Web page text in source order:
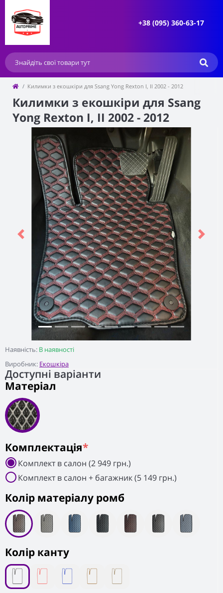
+38 (095) 360-63-17
Килимки з екошкіри для Ssang Yong Rexton I, II 2002 - 2012
Килимки з екошкіри для Ssang
Yong Rexton I, II 2002 - 2012
Наявність: В наявності
Виробник: Екошкіра
Previous Next
Доступні варіанти
Матеріал
Колiр матеріалу ромб
Колір канту
Комплектація*
Комплект в салон (2 949 грн.)
Комплект в салон + багажник (5 149 грн.)